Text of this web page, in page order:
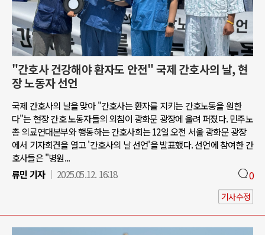
"간호사 건강해야 환자도 안전" 국제 간호사의 날, 현
장 노동자 선언
국제 간호사의 날을 맞아 "간호사는 환자를 지키는 간호노동을 원한
다"는 현장 간호 노동자들의 외침이 광화문 광장에 울려 퍼졌다. 민주노
총 의료연대본부와 행동하는 간호사회는 12일 오전 서울 광화문 광장
에서 기자회견을 열고 '간호사의 날 선언'을 발표했다. 선언에 참여한 간
호사들은 "병원...
류민 기자
2025.05.12. 16:18 0
기사수정